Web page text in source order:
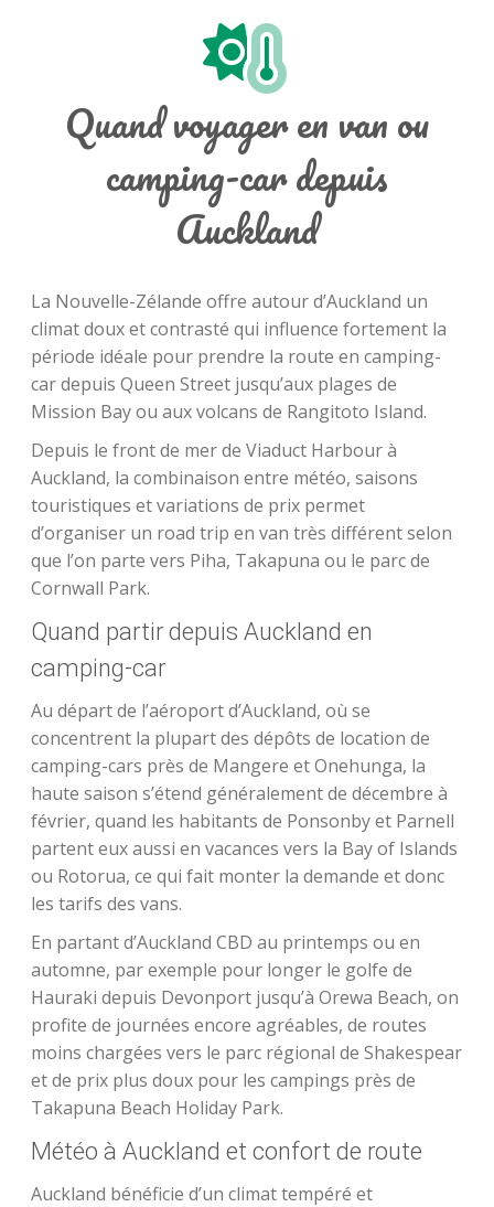
Quand voyager en van ou
camping-car depuis
Auckland
La Nouvelle-Zélande offre autour d’Auckland un
climat doux et contrasté qui influence fortement la
période idéale pour prendre la route en camping-
car depuis Queen Street jusqu’aux plages de
Mission Bay ou aux volcans de Rangitoto Island.
Depuis le front de mer de Viaduct Harbour à
Auckland, la combinaison entre météo, saisons
touristiques et variations de prix permet
d’organiser un road trip en van très différent selon
que l’on parte vers Piha, Takapuna ou le parc de
Cornwall Park.
Quand partir depuis Auckland en
camping-car
Au départ de l’aéroport d’Auckland, où se
concentrent la plupart des dépôts de location de
camping-cars près de Mangere et Onehunga, la
haute saison s’étend généralement de décembre à
février, quand les habitants de Ponsonby et Parnell
partent eux aussi en vacances vers la Bay of Islands
ou Rotorua, ce qui fait monter la demande et donc
les tarifs des vans.
En partant d’Auckland CBD au printemps ou en
automne, par exemple pour longer le golfe de
Hauraki depuis Devonport jusqu’à Orewa Beach, on
profite de journées encore agréables, de routes
moins chargées vers le parc régional de Shakespear
et de prix plus doux pour les campings près de
Takapuna Beach Holiday Park.
Météo à Auckland et confort de route
Auckland bénéficie d’un climat tempéré et